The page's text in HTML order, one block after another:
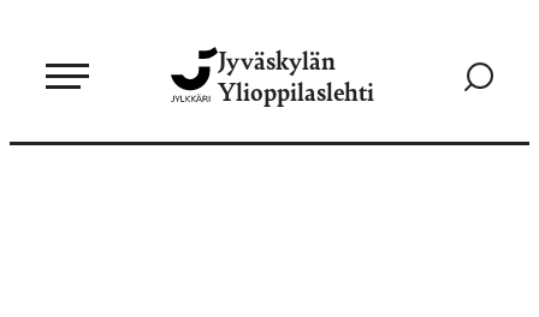
sisältöön
Jyväskylän
Ylioppilaslehti
Siirry